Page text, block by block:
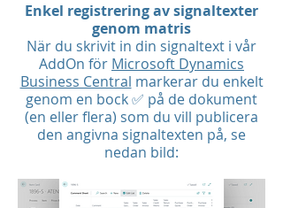
Enkel registrering av signaltexter
genom matris
När du skrivit in din signaltext i vår
AddOn för Microsoft Dynamics
Business Central markerar du enkelt
genom en bock ✅ på de dokument
(en eller flera) som du vill publicera
den angivna signaltexten på, se
nedan bild: